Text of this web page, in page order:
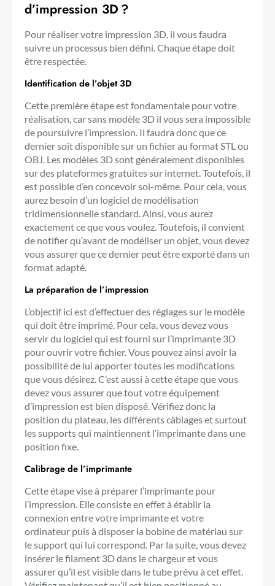
d’impression 3D ?
Pour réaliser votre impression 3D, il vous faudra
suivre un processus bien défini. Chaque étape doit
être respectée.
Identification de l’objet 3D
Cette première étape est fondamentale pour votre
réalisation, car sans modèle 3D il vous sera impossible
de poursuivre l’impression. Il faudra donc que ce
dernier soit disponible sur un fichier au format STL ou
OBJ. Les modèles 3D sont généralement disponibles
sur des plateformes gratuites sur internet. Toutefois, il
est possible d’en concevoir soi-même. Pour cela, vous
aurez besoin d’un logiciel de modélisation
tridimensionnelle standard. Ainsi, vous aurez
exactement ce que vous voulez. Toutefois, il convient
de notifier qu’avant de modéliser un objet, vous devez
vous assurer que ce dernier peut être exporté dans un
format adapté.
La préparation de l’impression
L’objectif ici est d’effectuer des réglages sur le modèle
qui doit être imprimé. Pour cela, vous devez vous
servir du logiciel qui est fourni sur l’imprimante 3D
pour ouvrir votre fichier. Vous pouvez ainsi avoir la
possibilité de lui apporter toutes les modifications
que vous désirez. C’est aussi à cette étape que vous
devez vous assurer que tout votre équipement
d’impression est bien disposé. Vérifiez donc la
position du plateau, les différents câblages et surtout
les supports qui maintiennent l’imprimante dans une
position fixe.
Calibrage de l’imprimante
Cette étape vise à préparer l’imprimante pour
l’impression. Elle consiste en effet à établir la
connexion entre votre imprimante et votre
ordinateur puis à disposer la bobine de matériau sur
le support qui lui correspond. Par la suite, vous devez
insérer le filament 3D dans le chargeur et vous
assurer qu’il est visible dans le tube prévu à cet effet.